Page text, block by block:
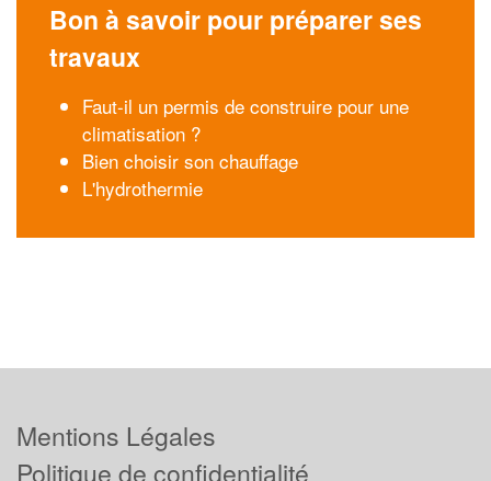
Bon à savoir pour préparer ses
travaux
Faut-il un permis de construire pour une
climatisation ?
Bien choisir son chauffage
L'hydrothermie
Mentions Légales
Politique de confidentialité